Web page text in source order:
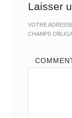
Laisser
VOTRE
CHAMPS